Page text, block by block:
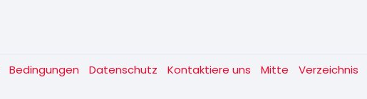
Bedingungen Datenschutz Kontaktiere uns Mitte Verzeichnis